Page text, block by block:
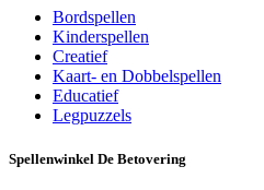
Bordspellen
Kinderspellen
Creatief
Kaart- en Dobbelspellen
Educatief
Legpuzzels
Spellenwinkel De Betover​ing